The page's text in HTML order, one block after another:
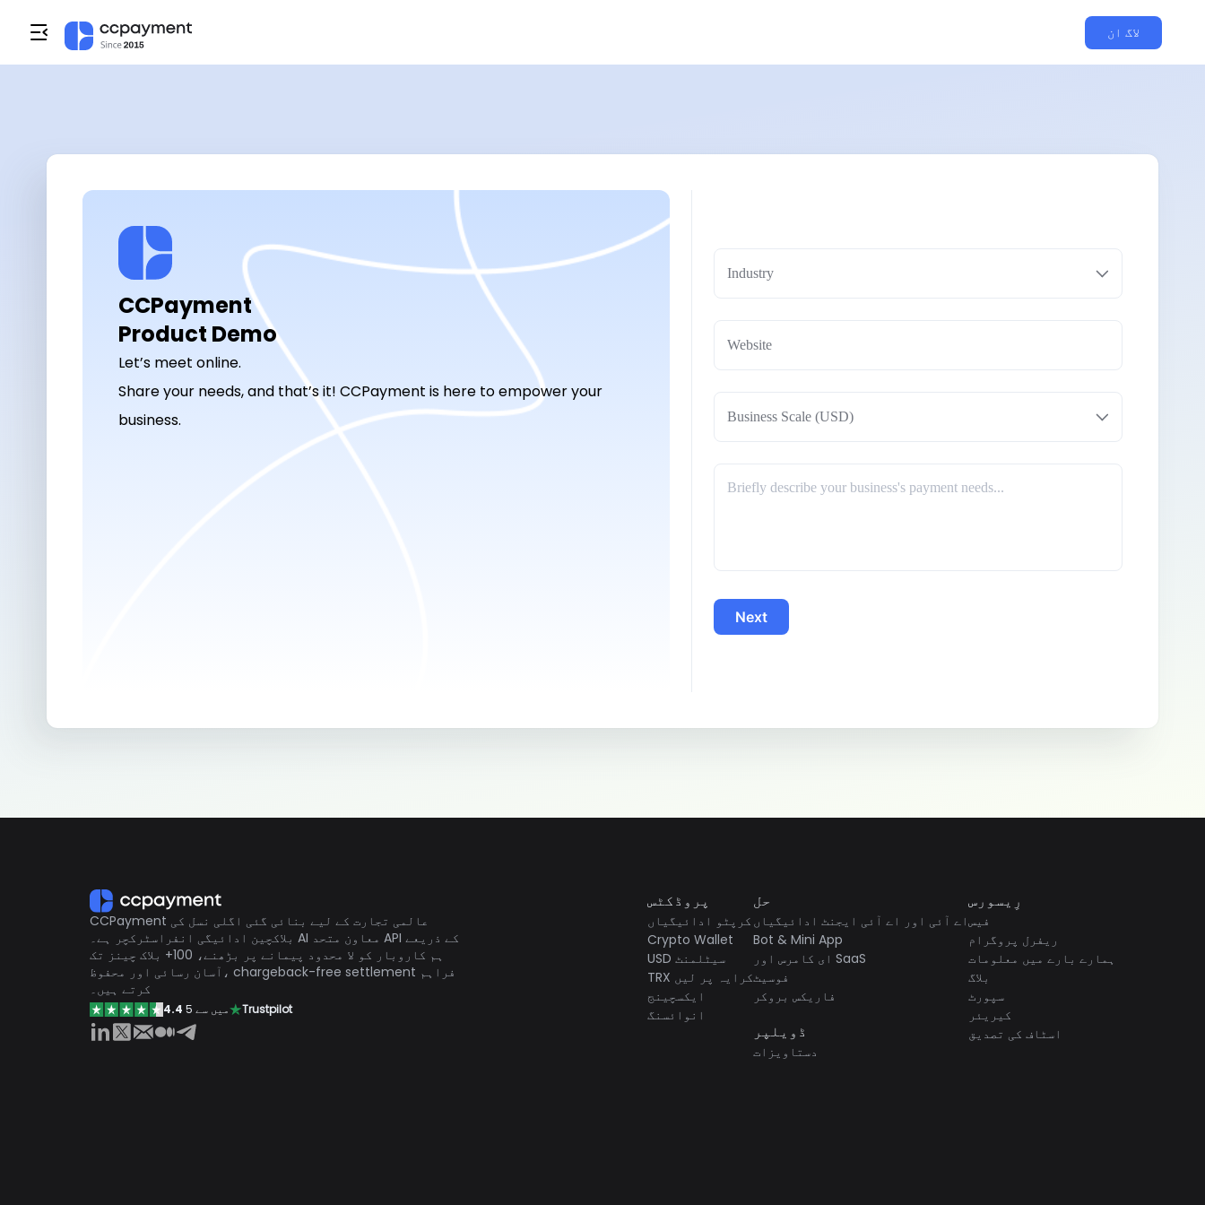
لاگ ان
CCPayment
Product Demo
Let’s meet online.
Share your needs, and that’s it! CCPayment is here to empower your
business.
Industry
Business Scale (USD)
Next
CCPayment عالمی تجارت کے لیے بنائی گئی اگلی نسل کی
بلاکچین ادائیگی انفراسٹرکچر ہے۔ AI معاون متحد API کے ذریعے
ہم کاروبار کو لا محدود پیمانے پر بڑھنے، 100+ بلاک چینز تک
آسان رسائی اور محفوظ، chargeback-free settlement فراہم
کرتے ہیں۔
4.4 5 میں سے Trustpilot
پروڈکٹس
کرپٹو ادائیگیاں
Crypto Wallet
USD سیٹلمنٹ
TRX کرایہ پر لیں
ایکسچینج
انوائسنگ
حل
اے آئی اور اے آئی ایجنٹ ادائیگیاں
Bot & Mini App
ای کامرس اور SaaS
فوسیٹ
فاریکس بروکر
ڈویلپر
دستاویزات
رِیسورس
فیس
ریفرل پروگرام
ہمارے بارے میں معلومات
بلاگ
سپورٹ
کیریئر
اسٹاف کی تصدیق